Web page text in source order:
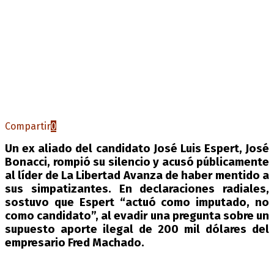
Compartir0
Un ex aliado del candidato José Luis Espert, José
Bonacci, rompió su silencio y acusó públicamente
al líder de La Libertad Avanza de haber mentido a
sus simpatizantes. En declaraciones radiales,
sostuvo que Espert “actuó como imputado, no
como candidato”, al evadir una pregunta sobre un
supuesto aporte ilegal de 200 mil dólares del
empresario Fred Machado.